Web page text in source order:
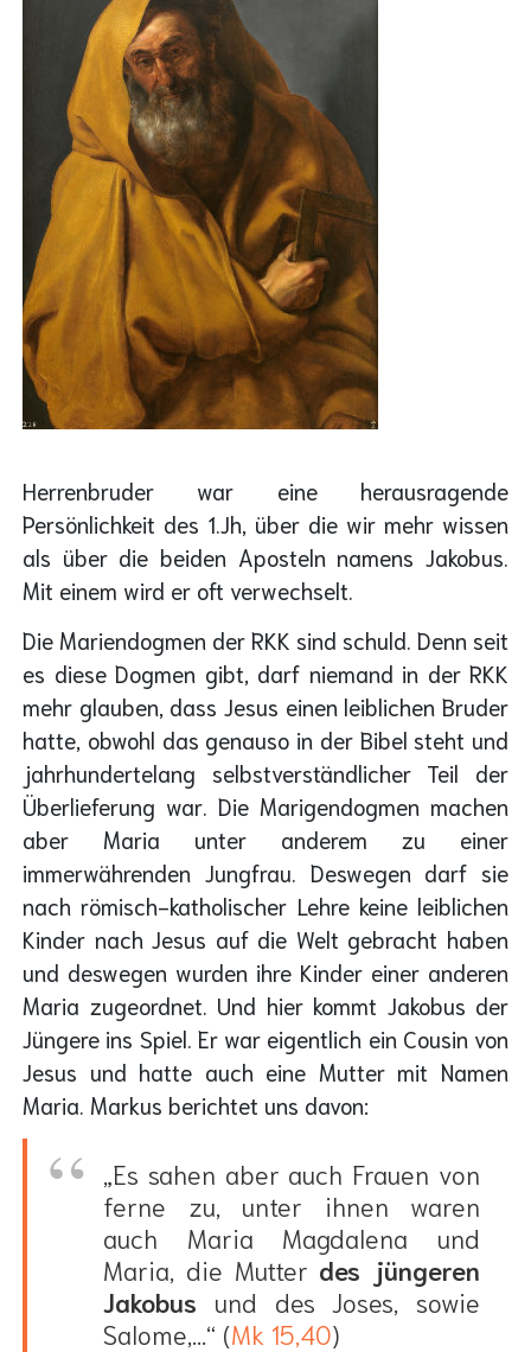
Herrenbruder war eine herausragende
Persönlichkeit des 1.Jh, über die wir mehr wissen
als über die beiden Aposteln namens Jakobus.
Mit einem wird er oft verwechselt.
Die Mariendogmen der RKK sind schuld. Denn seit
es diese Dogmen gibt, darf niemand in der RKK
mehr glauben, dass Jesus einen leiblichen Bruder
hatte, obwohl das genauso in der Bibel steht und
jahrhundertelang selbstverständlicher Teil der
Überlieferung war. Die Marigendogmen machen
aber Maria unter anderem zu einer
immerwährenden Jungfrau. Deswegen darf sie
nach römisch-katholischer Lehre keine leiblichen
Kinder nach Jesus auf die Welt gebracht haben
und deswegen wurden ihre Kinder einer anderen
Maria zugeordnet. Und hier kommt Jakobus der
Jüngere ins Spiel. Er war eigentlich ein Cousin von
Jesus und hatte auch eine Mutter mit Namen
Maria. Markus berichtet uns davon:
„Es sahen aber auch Frauen von
ferne zu, unter ihnen waren
auch Maria Magdalena und
Maria, die Mutter des jüngeren
Jakobus und des Joses, sowie
Salome,...“ (Mk 15,40)